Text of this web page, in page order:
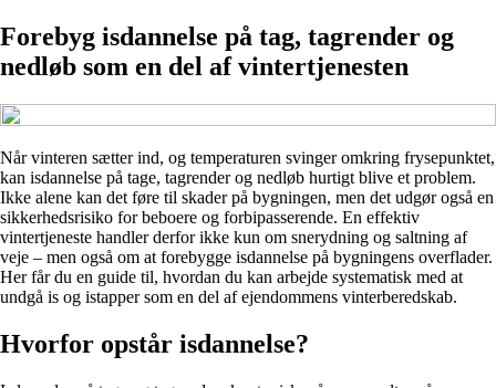
Forebyg isdannelse på tag, tagrender og
nedløb som en del af vintertjenesten
Når vinteren sætter ind, og temperaturen svinger omkring frysepunktet,
kan isdannelse på tage, tagrender og nedløb hurtigt blive et problem.
Ikke alene kan det føre til skader på bygningen, men det udgør også en
sikkerhedsrisiko for beboere og forbipasserende. En effektiv
vintertjeneste handler derfor ikke kun om snerydning og saltning af
veje – men også om at forebygge isdannelse på bygningens overflader.
Her får du en guide til, hvordan du kan arbejde systematisk med at
undgå is og istapper som en del af ejendommens vinterberedskab.
Hvorfor opstår isdannelse?